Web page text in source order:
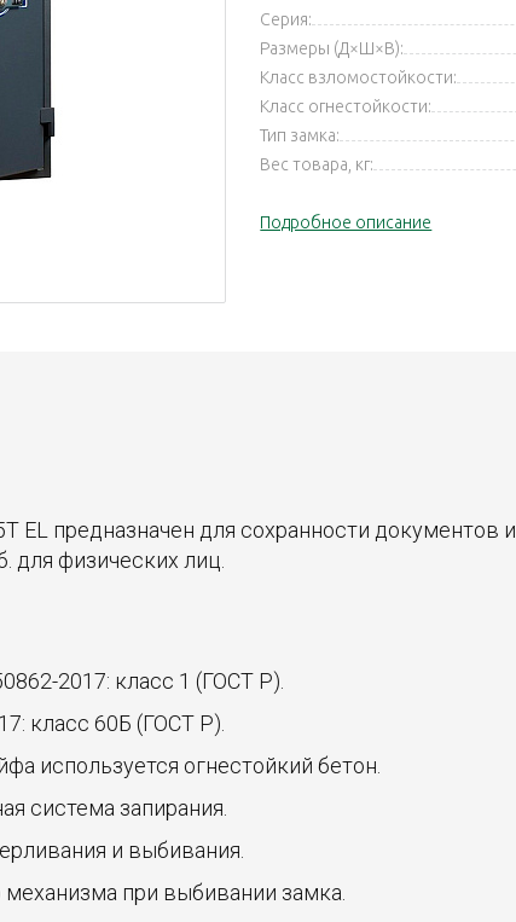
Серия:
Размеры (Д×Ш×В):
Класс взломостойкости:
Класс огнестойкости:
Тип замка:
Вес товара, кг:
Подробное описание
EL предназначен для сохранности
для физических лиц.
2017: класс 1 (ГОСТ Р).
класс 60Б (ГОСТ Р).
используется огнестойкий бетон.
система запирания.
и выбивания.
при выбивании замка.